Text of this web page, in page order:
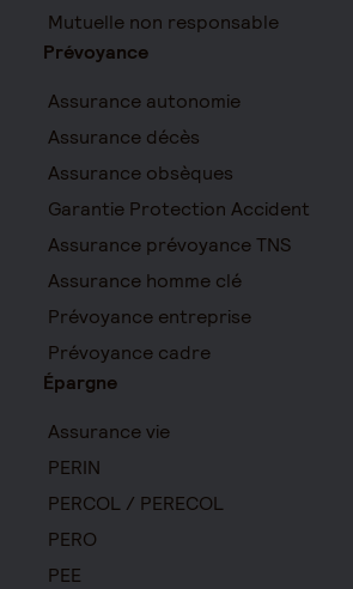
Mutuelle non responsable
Prévoyance
Assurance autonomie
Assurance décès
Assurance obsèques
Garantie Protection Accident
Assurance prévoyance TNS
Assurance homme clé
Prévoyance entreprise
Prévoyance cadre
Épargne
Assurance vie
PERIN
PERCOL / PERECOL
PERO
PEE